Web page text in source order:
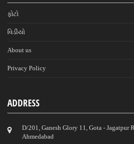
ફોટો
વિડીયો
About us
Privacy Policy
ADDRESS
D/201, Ganesh Glory 11, Gota - Jagatpur
Ahmedabad